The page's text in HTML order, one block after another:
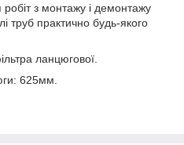
з монтажу і демонтажу
труб практично будь-якого
ланцюгової.
625мм.